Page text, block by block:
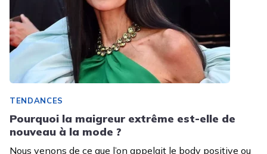
TENDANCES
Pourquoi la maigreur extrême est-elle de
nouveau à la mode ?
Nous venons de ce que l’on appelait le body positive ou